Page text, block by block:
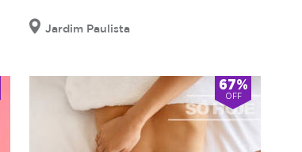
Jardim Paulista
67%
OFF